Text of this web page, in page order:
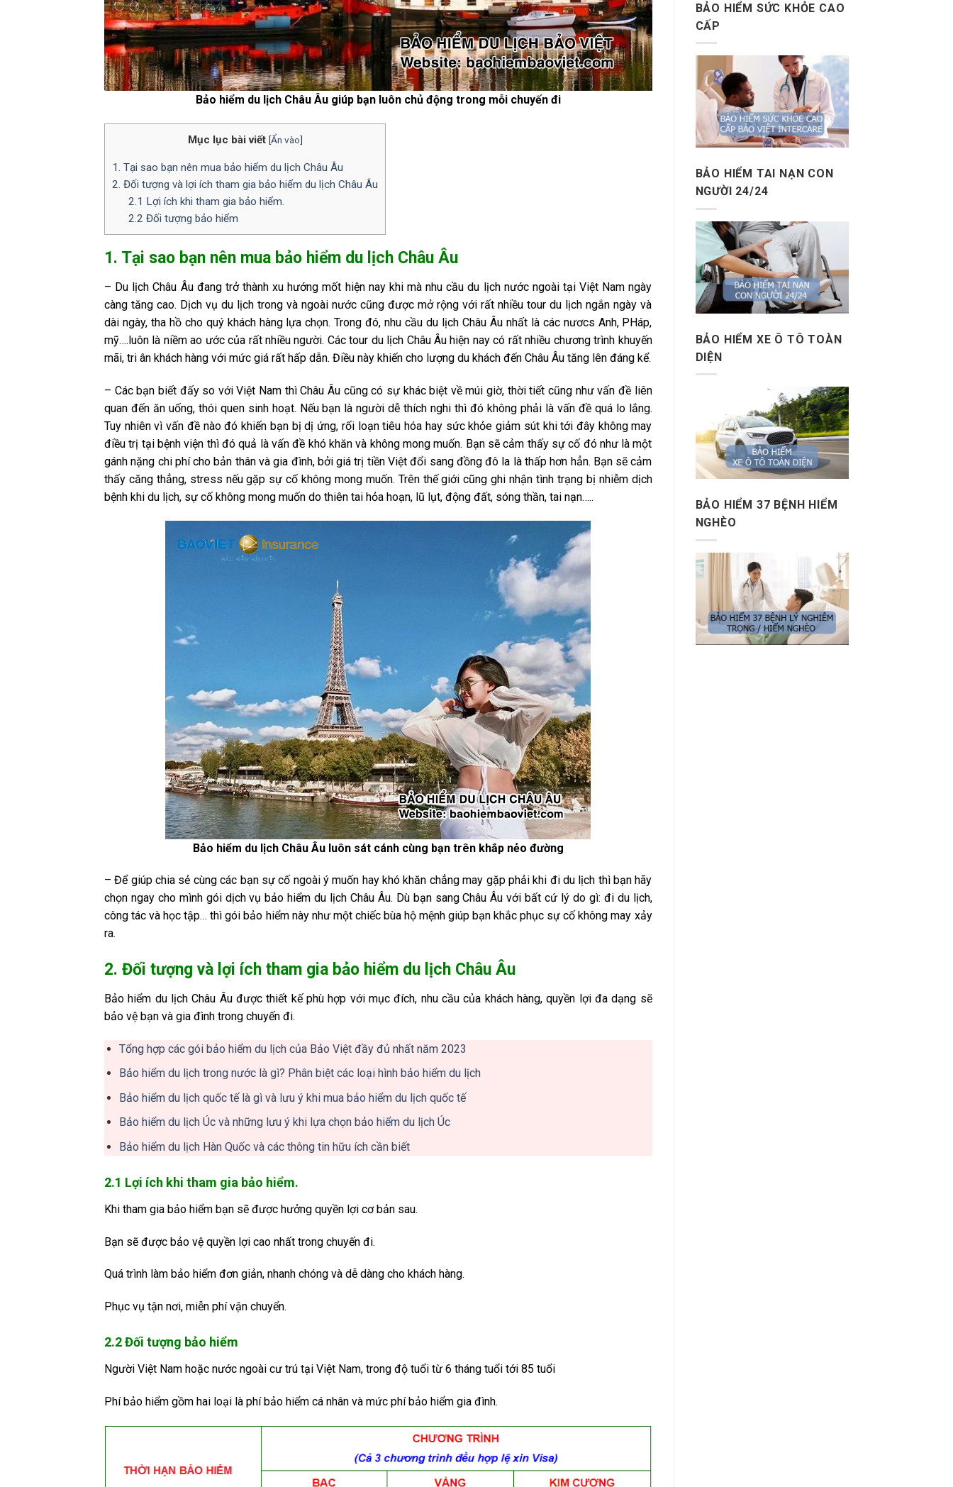
Bảo hiểm du lịch Châu Âu giúp bạn luôn chủ động trong mỗi chuyến đi
Mục lục bài viết [Ẩn vào]
1. Tại sao bạn nên mua bảo hiểm du lịch Châu Âu
2. Đối tượng và lợi ích tham gia bảo hiểm du lịch Châu Âu
2.1 Lợi ích khi tham gia bảo hiểm.
2.2 Đối tượng bảo hiểm
1. Tại sao bạn nên mua bảo hiểm du lịch Châu Âu
– Du lịch Châu Âu đang trở thành xu hướng mốt hiện nay khi mà nhu cầu du lịch nước ngoài tại Việt Nam ngày
càng tăng cao. Dịch vụ du lịch trong và ngoài nước cũng được mở rộng với rất nhiều tour du lịch ngắn ngày và
dài ngày, tha hồ cho quý khách hàng lựa chọn. Trong đó, nhu cầu du lịch Châu Âu nhất là các nươcs Anh, PHáp,
mỹ….luôn là niềm ao ước của rất nhiều người. Các tour du lịch Châu Âu hiện nay có rất nhiều chương trình khuyến
mãi, tri ân khách hàng với mức giá rất hấp dẫn. Điều này khiến cho lượng du khách đến Châu Âu tăng lên đáng kể.
– Các bạn biết đấy so với Việt Nam thì Châu Âu cũng có sự khác biệt về múi giờ, thời tiết cũng như vấn đề liên
quan đến ăn uống, thói quen sinh hoạt. Nếu bạn là người dễ thích nghi thì đó không phải là vấn đề quá lo lắng.
Tuy nhiên vì vấn đề nào đó khiến bạn bị dị ứng, rối loạn tiêu hóa hay sức khỏe giảm sút khi tới đây không may
điều trị tại bệnh viện thì đó quả là vấn đề khó khăn và không mong muốn. Bạn sẽ cảm thấy sự cố đó như là một
gánh nặng chi phí cho bản thân và gia đình, bởi giá trị tiền Việt đổi sang đồng đô la là thấp hơn hẳn. Bạn sẽ cảm
thấy căng thẳng, stress nếu gặp sự cố không mong muốn. Trên thế giới cũng ghi nhận tình trạng bị nhiễm dịch
bệnh khi du lịch, sự cố không mong muốn do thiên tai hỏa hoạn, lũ lụt, động đất, sóng thần, tai nạn…..
Bảo hiểm du lịch Châu Âu luôn sát cánh cùng bạn trên khắp nẻo đường
– Để giúp chia sẻ cùng các bạn sự cố ngoài ý muốn hay khó khăn chẳng may gặp phải khi đi du lịch thì bạn hãy
chọn ngay cho mình gói dịch vụ bảo hiểm du lịch Châu Âu. Dù bạn sang Châu Âu với bất cứ lý do gì: đi du lịch,
công tác và học tập… thì gói bảo hiểm này như một chiếc bùa hộ mệnh giúp bạn khắc phục sự cố không may xảy
ra.
2. Đối tượng và lợi ích tham gia bảo hiểm du lịch Châu Âu
Bảo hiểm du lịch Châu Âu được thiết kế phù hợp với mục đích, nhu cầu của khách hàng, quyền lợi đa dạng sẽ
bảo vệ bạn và gia đình trong chuyến đi.
Tổng hợp các gói bảo hiểm du lịch của Bảo Việt đầy đủ nhất năm 2023
Bảo hiểm du lịch trong nước là gì? Phân biệt các loại hình bảo hiểm du lịch
Bảo hiểm du lịch quốc tế là gì và lưu ý khi mua bảo hiểm du lịch quốc tế
Bảo hiểm du lịch Úc và những lưu ý khi lựa chọn bảo hiểm du lịch Úc
Bảo hiểm du lịch Hàn Quốc và các thông tin hữu ích cần biết
2.1 Lợi ích khi tham gia bảo hiểm.
Khi tham gia bảo hiểm bạn sẽ được hưởng quyền lợi cơ bản sau.
Bạn sẽ được bảo vệ quyền lợi cao nhất trong chuyến đi.
Quá trình làm bảo hiểm đơn giản, nhanh chóng và dễ dàng cho khách hàng.
Phục vụ tận nơi, miễn phí vận chuyển.
2.2 Đối tượng bảo hiểm
Người Việt Nam hoặc nước ngoài cư trú tại Việt Nam, trong độ tuổi từ 6 tháng tuổi tới 85 tuổi
Phí bảo hiểm gồm hai loại là phí bảo hiểm cá nhân và mức phí bảo hiểm gia đình.
BẢO HIỂM SỨC KHỎE CAO
CẤP
BẢO HIỂM TAI NẠN CON
NGƯỜI 24/24
BẢO HIỂM XE Ô TÔ TOÀN
DIỆN
BẢO HIỂM 37 BỆNH HIỂM
NGHÈO